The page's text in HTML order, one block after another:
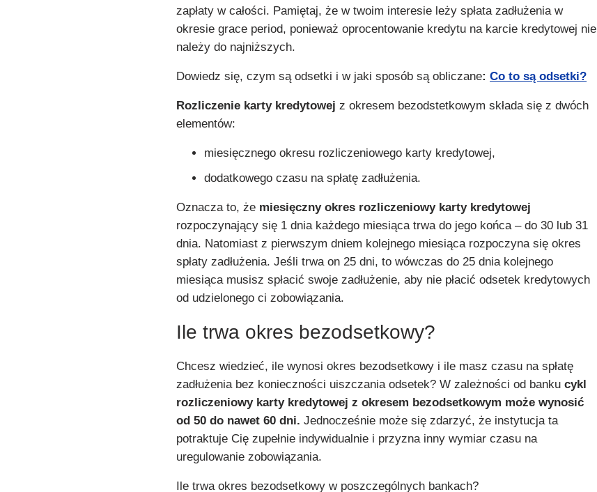
zapłaty w całości. Pamiętaj, że w twoim interesie leży spłata zadłużenia w
okresie grace period, ponieważ oprocentowanie kredytu na karcie kredytowej nie
należy do najniższych.
Dowiedz się, czym są odsetki i w jaki sposób są obliczane:Co to są odsetki?
Rozliczenie karty kredytowej z okresem bezodstetkowym składa się z dwóch
elementów:
miesięcznego okresu rozliczeniowego karty kredytowej,
dodatkowego czasu na spłatę zadłużenia.
Oznacza to, że miesięczny okres rozliczeniowy karty kredytowej
rozpoczynający się 1 dnia każdego miesiąca trwa do jego końca – do 30 lub 31
dnia. Natomiast z pierwszym dniem kolejnego miesiąca rozpoczyna się okres
spłaty zadłużenia. Jeśli trwa on 25 dni, to wówczas do 25 dnia kolejnego
miesiąca musisz spłacić swoje zadłużenie, aby nie płacić odsetek kredytowych
od udzielonego ci zobowiązania.
Ile trwa okres bezodsetkowy?
Chcesz wiedzieć, ile wynosi okres bezodsetkowy i ile masz czasu na spłatę
zadłużenia bez konieczności uiszczania odsetek? W zależności od bankucykl
rozliczeniowy karty kredytowej z okresem bezodsetkowym może wynosić
od 50 do nawet 60 dni. Jednocześnie może się zdarzyć, że instytucja ta
potraktuje Cię zupełnie indywidualnie i przyzna inny wymiar czasu na
uregulowanie zobowiązania.
Ile trwa okres bezodsetkowy w poszczególnych bankach?